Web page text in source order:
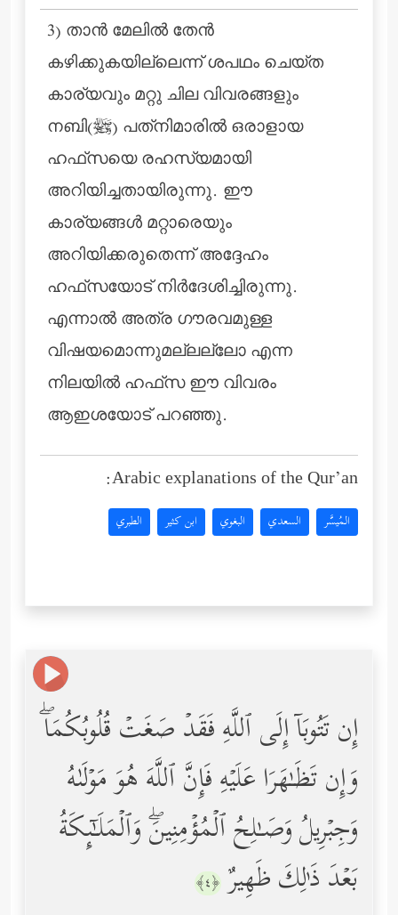
3) താന്‍ മേലില്‍ തേന്‍
കഴിക്കുകയില്ലെന്ന് ശപഥം ചെയ്ത
കാര്യവും മറ്റു ചില വിവരങ്ങളും
നബി(ﷺ) പത്‌നിമാരില്‍ ഒരാളായ
ഹഫ്‌സയെ രഹസ്യമായി
അറിയിച്ചതായിരുന്നു. ഈ
കാര്യങ്ങള്‍ മറ്റാരെയും
അറിയിക്കരുതെന്ന് അദ്ദേഹം
ഹഫ്‌സയോട് നിര്‍ദേശിച്ചിരുന്നു.
എന്നാല്‍ അത്ര ഗൗരവമുള്ള
വിഷയമൊന്നുമല്ലല്ലോ എന്ന
നിലയില്‍ ഹഫ്‌സ ഈ വിവരം
ആഇശയോട് പറഞ്ഞു.
Arabic explanations of the Qur’an:
المُيسَّر السعدي البغوي ابن كثير الطبري
إِن تَتُوبَاۤ إِلَى ٱللَّهِ فَقَدۡ صَغَتۡ قُلُوبُكُمَاۖ
وَإِن تَظَـٰهَرَا عَلَیۡهِ فَإِنَّ ٱللَّهَ هُوَ مَوۡلَىٰهُ
وَجِبۡرِیلُ وَصَـٰلِحُ ٱلۡمُؤۡمِنِینَۖ وَٱلۡمَلَـٰۤىِٕكَةُ
بَعۡدَ ذَ ٰ⁠لِكَ ظَهِیرٌ ﴿٤﴾